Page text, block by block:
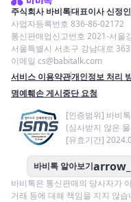
주식회사 바비톡대표이사 신정인
사업자등록번호 836-86-02172
통신판매업신고번호 2021-서울
서울특별시 서초구 강남대로
이메일 cs@babitalk.com
서비스 이용약관개인정보 처리
명예훼손 게시중단 요청
[인증범위] 바비
(심사받지 않은
[유효기간]
바비톡 알아보기
바비톡은 통신판매의 당사자가
거래 등에 대해 책임을 지지 않습